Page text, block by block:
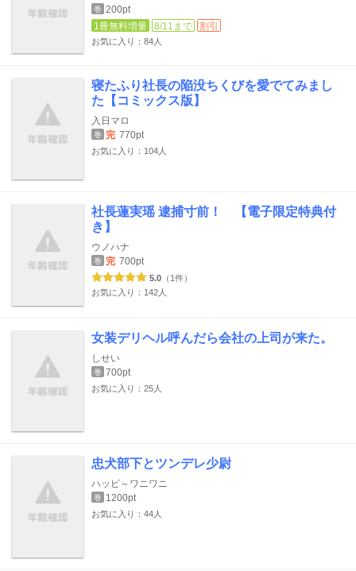
巻
200pt
1冊無料増量
8/11まで 割引
お気に入り：84人
寝たふり社長の陥没ちくびを愛でてみまし
た【コミックス版】
入日マロ
巻 完 770pt
お気に入り：104人
社長蓮実瑶 逮捕寸前！ 【電子限定特典付
き】
ウノハナ
巻 完 700pt
5.0 （1件）
お気に入り：142人
女装デリヘル呼んだら会社の上司が来た。
しせい
巻 700pt
お気に入り：25人
忠犬部下とツンデレ少尉
ハッピ～ワニワニ
巻 1200pt
お気に入り：44人